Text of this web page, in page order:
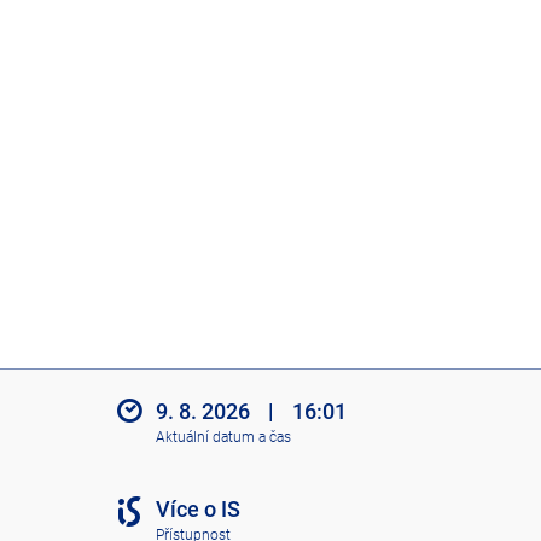
9. 8. 2026 | 16:01
Aktuální datum a čas
Více o IS
Přístupnost